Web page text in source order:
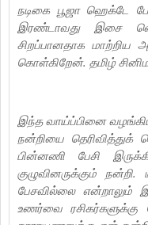
நடிகை பூஜா ஹெக்டே
இரண்டாவது இசை
சிறப்பானதாக மாற்றிய
கொள்கிறேன். தமிழ்
இந்த வாய்ப்பினை வழங்கிய
நன்றியை தெரிவித்துக்
பின்னணி பேசி
குழுவினருக்கும்
பேசவில்லை என்றாலும்
உணர்வை